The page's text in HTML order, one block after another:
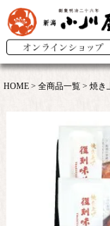
HOME 全商品一覧 焼き